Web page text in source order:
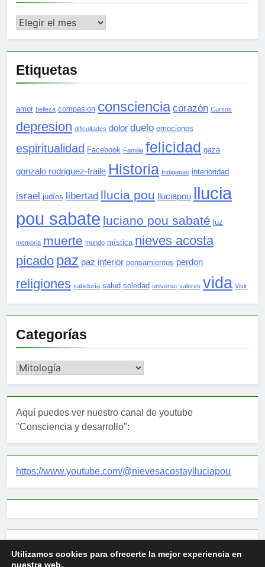
Archivos
Etiquetas
amor belleza compasion consciencia corazón Cursos
depresion dificultades dolor duelo emociones
espiritualidad Facebook Familia felicidad gaza
gonzalo rodriguez-fraile Historia Indigenas interioridad
israel judíos libertad llucia pou lluciapou llucia
pou sabate luciano pou sabaté luz
memoria muerte mundo mística nieves acosta
picado paz paz interior pensamientos perdon
religiones sabiduría salud soledad universo valores vida Vivir
Categorías
Categorías
Aquí puedes ver nuestro canal de youtube
"Consciencia y desarrollo":
https://www.youtube.com/@nievesacostaylluciapou
Utilizamos cookies para ofrecerte la mejor experiencia en
nuestra web.